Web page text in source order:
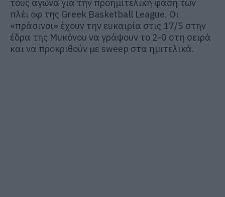
τους αγώνα για την προημιτελική φάση των
πλέι οφ της Greek Basketball League. Οι
«πράσινοι» έχουν την ευκαιρία στις 17/5 στην
έδρα της Μυκόνου να γράψουν το 2-0 στη σειρά
και να προκριθούν με sweep στα ημιτελικά.